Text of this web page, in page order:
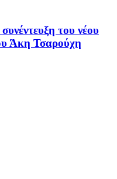
του νέου
Άκη Τσαρούχη